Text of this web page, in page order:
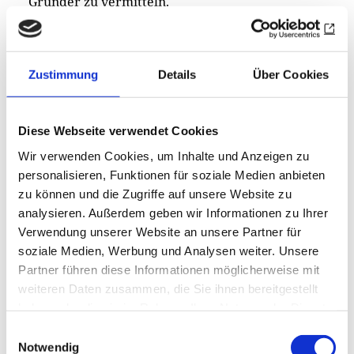
Zustimmung Details Über Cookies
Diese Webseite verwendet Cookies
Wir verwenden Cookies, um Inhalte und Anzeigen zu
personalisieren, Funktionen für soziale Medien anbieten
zu können und die Zugriffe auf unsere Website zu
analysieren. Außerdem geben wir Informationen zu Ihrer
Verwendung unserer Website an unsere Partner für
soziale Medien, Werbung und Analysen weiter. Unsere
Partner führen diese Informationen möglicherweise mit
weiteren Daten zusammen, die Sie ihnen bereitgestellt
Notwendig
Für einen umfassenden Eindruck
Im Garten fängt langsam alles an zu blühen.
ersten Vögel picken auf dem Rasen. Ein echtes
zusammen mit den Besuchern weiter erhalten
wollen. Genauso wie die letzte Ruhestätte auf
einem nahen Friedhof, wo auch weitere
Mitglieder des ersten Rotary Clubs und Arch
Klumph begraben liegen.
Chuck Corrigan wirbt zudem: „Wenn Sie mal in
der Gegend um Chicago sind: Das Paul and Jean
Harris Home freut sich über Besucher. Auch